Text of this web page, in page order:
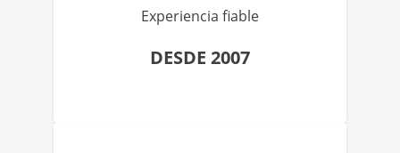
Experiencia fiable
DESDE 2007